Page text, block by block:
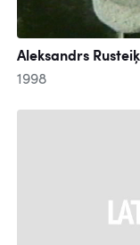
Aleksandrs
1998